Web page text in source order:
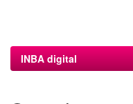
INBA digital